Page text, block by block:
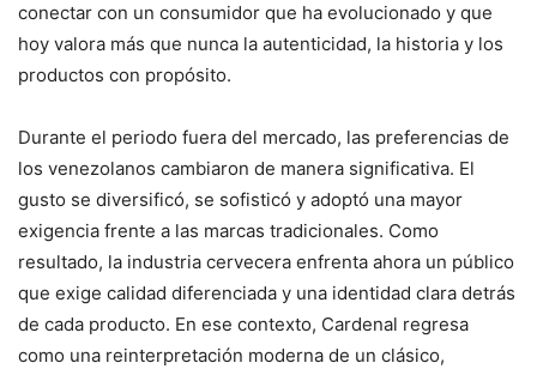
conectar con un consumidor que ha evolucionado y que
hoy valora más que nunca la autenticidad, la historia y los
productos con propósito.
Durante el periodo fuera del mercado, las preferencias de
los venezolanos cambiaron de manera significativa. El
gusto se diversificó, se sofisticó y adoptó una mayor
exigencia frente a las marcas tradicionales. Como
resultado, la industria cervecera enfrenta ahora un público
que exige calidad diferenciada y una identidad clara detrás
de cada producto. En ese contexto, Cardenal regresa
como una reinterpretación moderna de un clásico,